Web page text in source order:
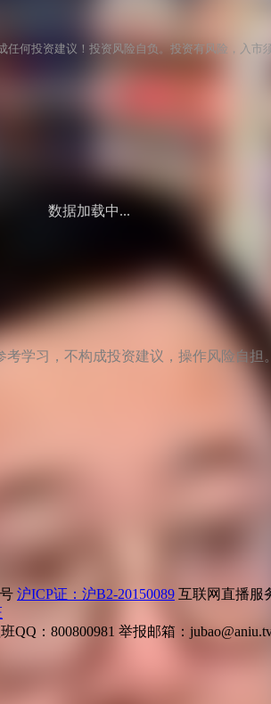
任何投资建议！投资风险自负。投资有风险，入市
数据加载中...
考学习，不构成投资建议，操作风险自担
沪ICP证：沪B2-20150089 互联网直播服
QQ：800800981 举报邮箱：